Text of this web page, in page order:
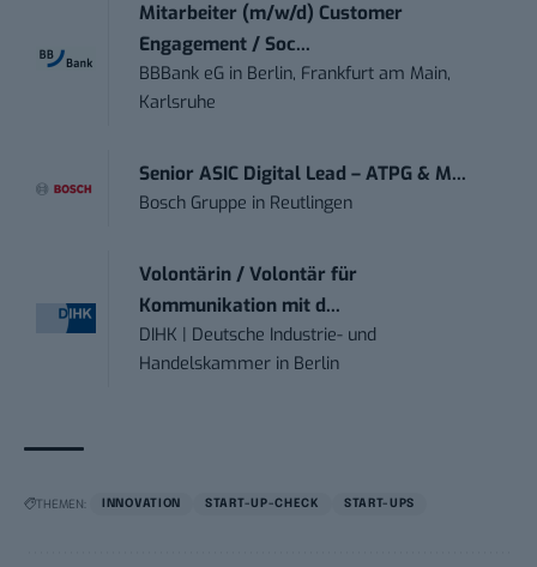
Mitarbeiter (m/w/d) Customer
Engagement / Soc...
BBBank eG in Berlin, Frankfurt am Main,
Karlsruhe
Senior ASIC Digital Lead – ATPG & M...
Bosch Gruppe in Reutlingen
Volontärin / Volontär für
Kommunikation mit d...
DIHK | Deutsche Industrie- und
Handelskammer in Berlin
THEMEN: INNOVATION START-UP-CHECK START-UPS